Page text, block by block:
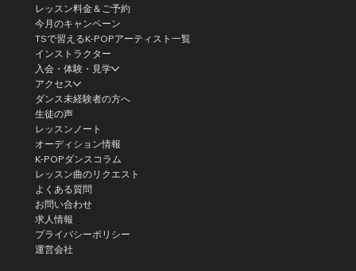
レッスン料金＆ご予約
今月のキャンペーン
TSで習えるK-POPアーティスト一覧
インストラクター
入会・体験・見学
アクセス
ダンス未経験者の方へ
生徒の声
レッスンノート
オーディション情報
K-POPダンスコラム
レッスン曲のリクエスト
よくある質問
お問い合わせ
求人情報
プライバシーポリシー
運営会社